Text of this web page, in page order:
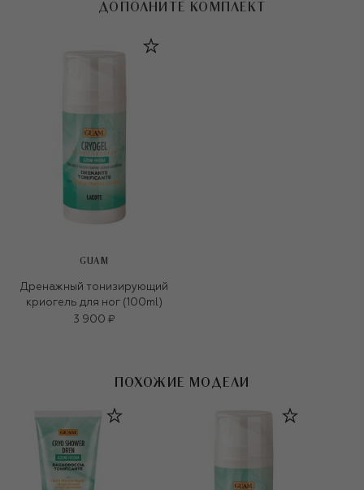
ДОПОЛНИТЕ КОМПЛЕКТ
GUAM
Дренажный тонизирующий
криогель для ног (100ml)
3 900 ₽
ПОХОЖИЕ МОДЕЛИ